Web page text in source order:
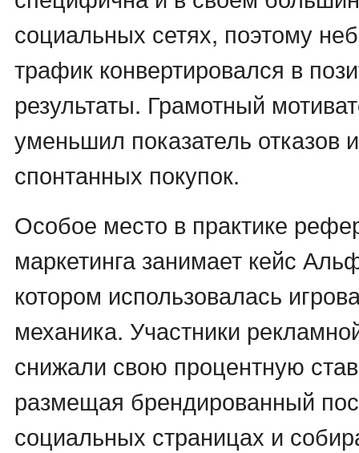
социальных сетях, поэтому
трафик конвертировался в
результаты. Грамотный
уменьшил показатель отказов
спонтанных покупок.
Особое место в практике
маркетинга занимает кейс
котором использовалась
механика. Участники
снижали свою процентную
размещая брендированный
социальных страницах и